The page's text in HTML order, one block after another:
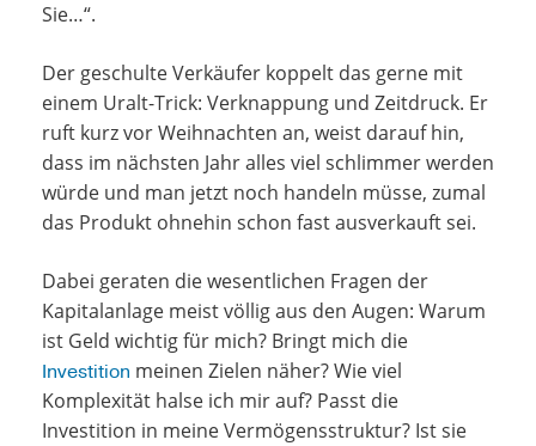
Sie…“.
Der geschulte Verkäufer koppelt das gerne mit
einem Uralt-Trick: Verknappung und Zeitdruck. Er
ruft kurz vor Weihnachten an, weist darauf hin,
dass im nächsten Jahr alles viel schlimmer werden
würde und man jetzt noch handeln müsse, zumal
das Produkt ohnehin schon fast ausverkauft sei.
Dabei geraten die wesentlichen Fragen der
Kapitalanlage meist völlig aus den Augen: Warum
ist Geld wichtig für mich? Bringt mich die
Investition meinen Zielen näher? Wie viel
Komplexität halse ich mir auf? Passt die
Investition in meine Vermögensstruktur? Ist sie